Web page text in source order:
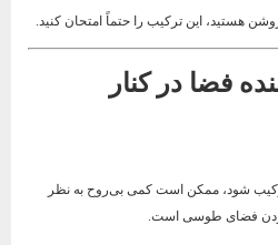
هستید، این ترکیب را حتماً امتحان کنید.
فضا در کنار
شود، ممکن است کمی بی‌روح به نظر
فضای طوسی است.